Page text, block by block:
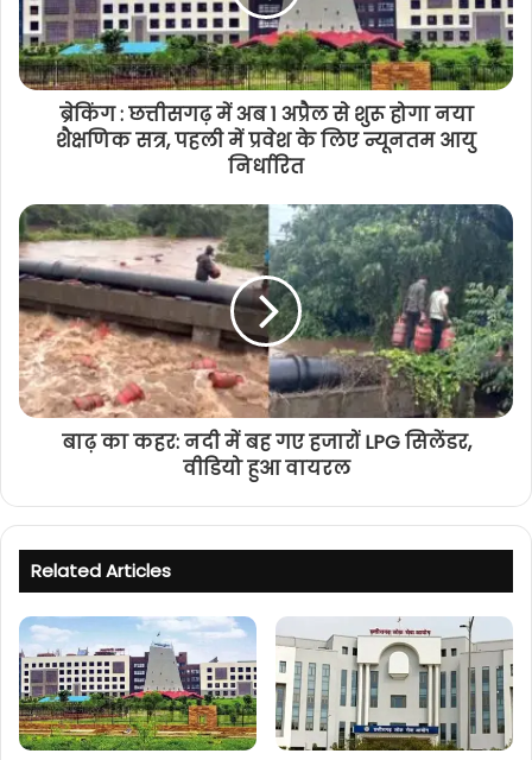
ब्रेकिंग : छत्तीसगढ़ में अब 1 अप्रैल से शुरू होगा नया
शैक्षणिक सत्र, पहली में प्रवेश के लिए न्यूनतम आयु
निर्धारित
बाढ़ का कहर: नदी में बह गए हजारों LPG सिलेंडर,
वीडियो हुआ वायरल
Related Articles